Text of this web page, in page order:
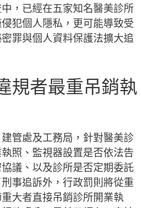
，已經在五家知名醫美診所
犯個人隱私，更可能導致受
罪與個人資料保護法擴大追
規者最重吊銷執
管處及工務局，針對醫美診
照、監視器設置是否依法告
議、以及診所是否定期委託
事追訴外，行政罰則將從重
大者直接吊銷診所開業執